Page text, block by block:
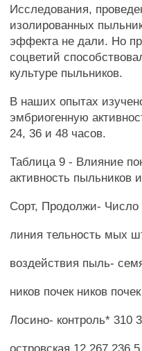
Исследования,
изолированных
эффекта не дали. Но
соцветий
культуре пыльников.
В наших опытах
эмбриогенную
24, 36 и 48 часов.
Таблица 9 - Влияние
активность пыльников
Сорт, Продолжи- Число
линия тельность мых
воздействия пыль-
ников почек ников почек
Лосино- контроль* 310
островская 12 267 236